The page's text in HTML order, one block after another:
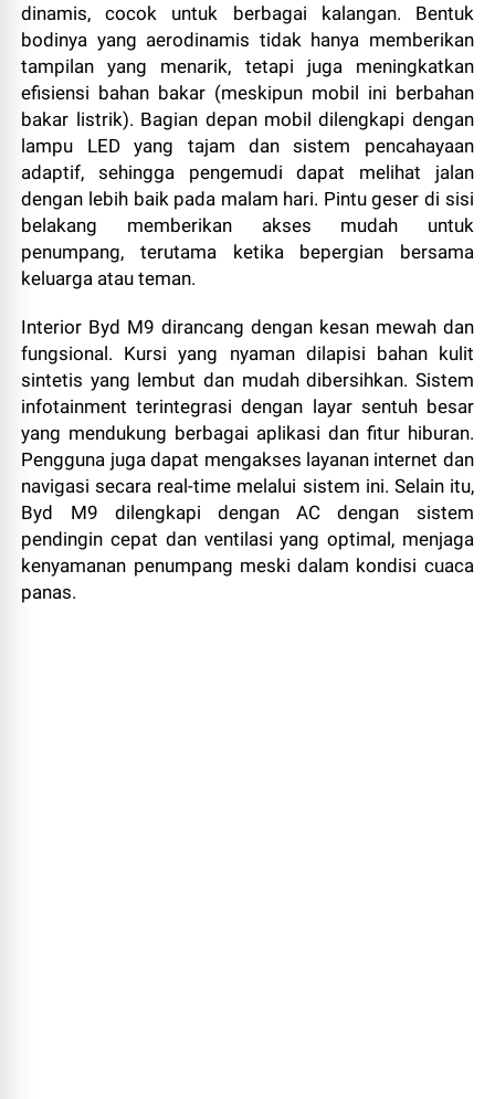
dinamis, cocok untuk berbagai kalangan. Bentuk
bodinya yang aerodinamis tidak hanya memberikan
tampilan yang menarik, tetapi juga meningkatkan
efisiensi bahan bakar (meskipun mobil ini berbahan
bakar listrik). Bagian depan mobil dilengkapi dengan
lampu LED yang tajam dan sistem pencahayaan
adaptif, sehingga pengemudi dapat melihat jalan
dengan lebih baik pada malam hari. Pintu geser di sisi
belakang memberikan akses mudah untuk
penumpang, terutama ketika bepergian bersama
keluarga atau teman.
Interior Byd M9 dirancang dengan kesan mewah dan
fungsional. Kursi yang nyaman dilapisi bahan kulit
sintetis yang lembut dan mudah dibersihkan. Sistem
infotainment terintegrasi dengan layar sentuh besar
yang mendukung berbagai aplikasi dan fitur hiburan.
Pengguna juga dapat mengakses layanan internet dan
navigasi secara real-time melalui sistem ini. Selain itu,
Byd M9 dilengkapi dengan AC dengan sistem
pendingin cepat dan ventilasi yang optimal, menjaga
kenyamanan penumpang meski dalam kondisi cuaca
panas.